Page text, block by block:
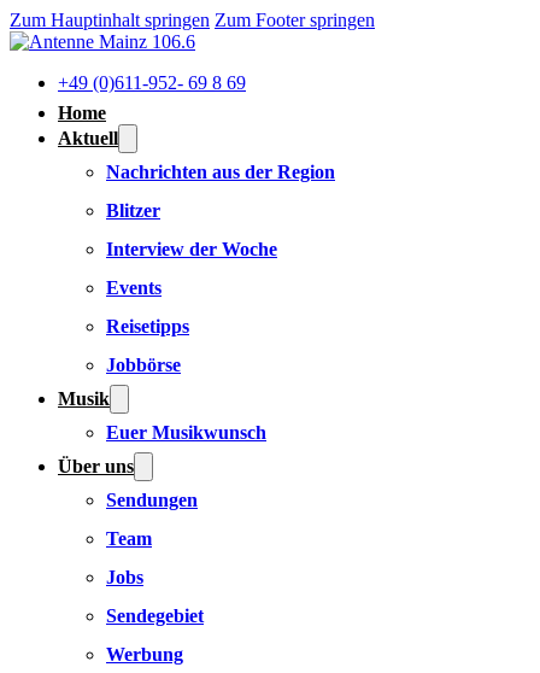
Zum Hauptinhalt springen Zum Footer springen
+49 (0)611-952- 69 8 69
Home
Aktuell
Nachrichten aus der Region
Blitzer
Interview der Woche
Events
Reisetipps
Jobbörse
Musik
Euer Musikwunsch
Über uns
Sendungen
Team
Jobs
Sendegebiet
Werbung